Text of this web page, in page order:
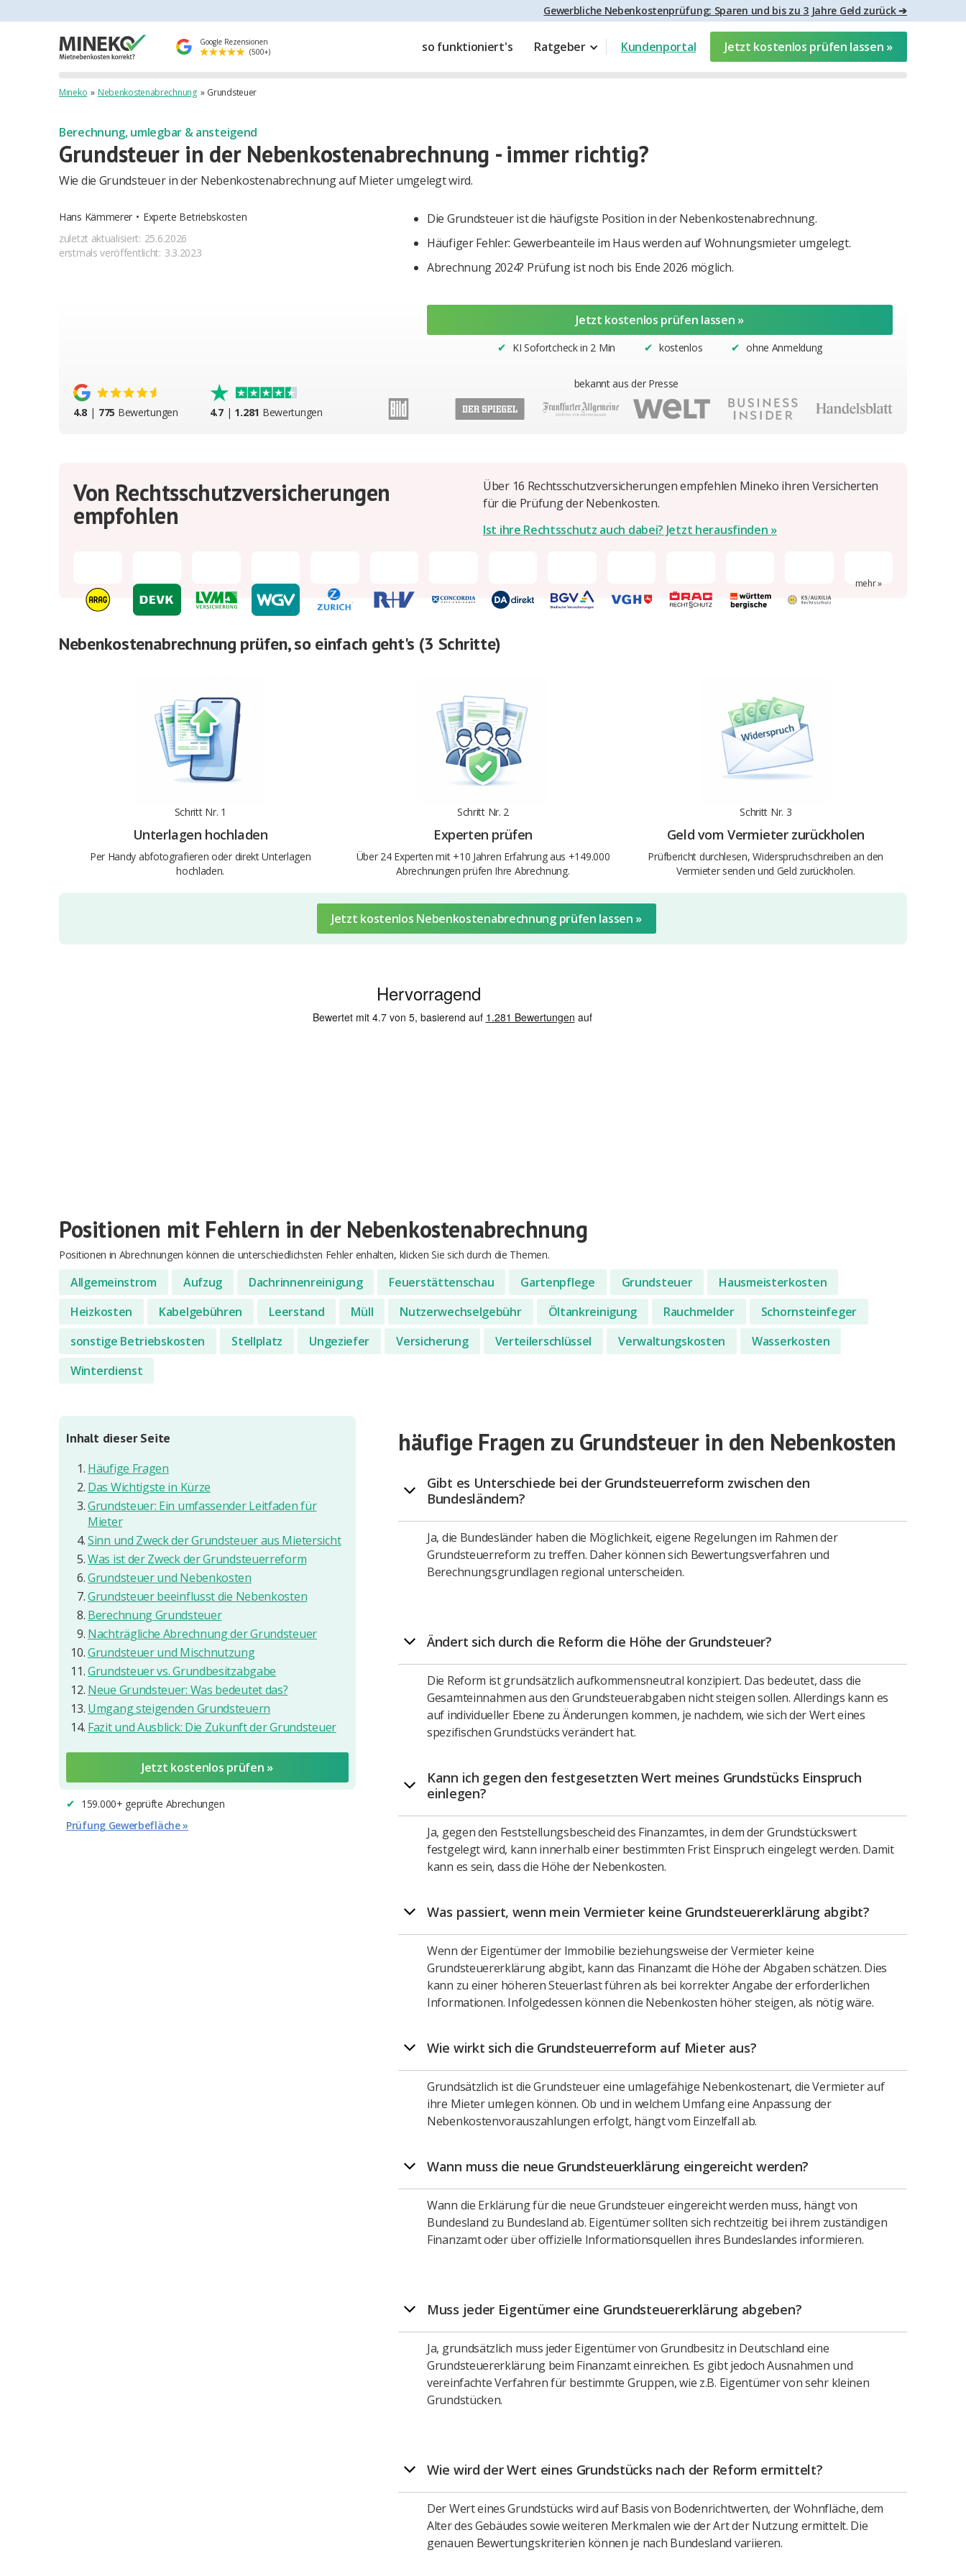
Gewerbliche Nebenkostenprüfung: Sparen und bis zu 3 Jahre Geld zurück ➔
Google Rezensionen
(500+)
so funktioniert's Ratgeber Kundenportal Jetzt kostenlos prüfen lassen »
Mineko » Nebenkostenabrechnung » Grundsteuer
Berechnung, umlegbar & ansteigend
Grundsteuer in der Nebenkostenabrechnung - immer richtig?
Wie die Grundsteuer in der Nebenkostenabrechnung auf Mieter umgelegt wird.
Hans Kämmerer • Experte Betriebskosten
zuletzt aktualisiert: 25.6.2026
erstmals veröffentlicht: 3.3.2023
Die Grundsteuer ist die häufigste Position in der Nebenkostenabrechnung.
Häufiger Fehler: Gewerbeanteile im Haus werden auf Wohnungsmieter umgelegt.
Abrechnung 2024? Prüfung ist noch bis Ende 2026 möglich.
Jetzt kostenlos prüfen lassen »
✔︎ KI Sofortcheck in 2 Min ✔︎ kostenlos ✔︎ ohne Anmeldung
4.8 | 775 Bewertungen 4.7 | 1.281 Bewertungen
bekannt aus der Presse
Von Rechtsschutzversicherungen
empfohlen
Über 16 Rechtsschutzversicherungen empfehlen Mineko ihren Versicherten
für die Prüfung der Nebenkosten.
Ist ihre Rechtsschutz auch dabei? Jetzt herausfinden »
mehr »
Nebenkostenabrechnung prüfen, so einfach geht's (3 Schritte)
Schritt Nr. 1
Unterlagen hochladen
Per Handy abfotografieren oder direkt Unterlagen
hochladen.
Schritt Nr. 2
Experten prüfen
Über 24 Experten mit +10 Jahren Erfahrung aus +149.000
Abrechnungen prüfen Ihre Abrechnung.
Schritt Nr. 3
Geld vom Vermieter zurückholen
Prüfbericht durchlesen, Widerspruchschreiben an den
Vermieter senden und Geld zurückholen.
Jetzt kostenlos Nebenkostenabrechnung prüfen lassen »
Positionen mit Fehlern in der Nebenkostenabrechnung
Positionen in Abrechnungen können die unterschiedlichsten Fehler enhalten, klicken Sie sich durch die Themen.
Allgemeinstrom Aufzug Dachrinnenreinigung Feuerstättenschau Gartenpflege Grundsteuer
Hausmeisterkosten
Heizkosten
Kabelgebühren Leerstand Müll Nutzerwechselgebühr Öltankreinigung Rauchmelder
Schornsteinfeger
sonstige Betriebskosten
Stellplatz Ungeziefer Versicherung Verteilerschlüssel Verwaltungskosten
Wasserkosten
Winterdienst
Inhalt dieser Seite
Häufige Fragen
Das Wichtigste in Kürze
Grundsteuer: Ein umfassender Leitfaden für
Mieter
Sinn und Zweck der Grundsteuer aus Mietersicht
Was ist der Zweck der Grundsteuerreform
Grundsteuer und Nebenkosten
Grundsteuer beeinflusst die Nebenkosten
Berechnung Grundsteuer
Nachträgliche Abrechnung der Grundsteuer
Grundsteuer und Mischnutzung
Grundsteuer vs. Grundbesitzabgabe
Neue Grundsteuer: Was bedeutet das?
Umgang steigenden Grundsteuern
Fazit und Ausblick: Die Zukunft der Grundsteuer
Jetzt kostenlos prüfen »
✔︎
159.000+ geprüfte Abrechungen
Prüfung Gewerbefläche »
häufige Fragen zu Grundsteuer in den Nebenkosten
Gibt es Unterschiede bei der Grundsteuerreform zwischen den
Bundesländern?
Ja, die Bundesländer haben die Möglichkeit, eigene Regelungen im Rahmen der
Grundsteuerreform zu treffen. Daher können sich Bewertungsverfahren und
Berechnungsgrundlagen regional unterscheiden.
Ändert sich durch die Reform die Höhe der Grundsteuer?
Die Reform ist grundsätzlich aufkommensneutral konzipiert. Das bedeutet, dass die
Gesamteinnahmen aus den Grundsteuerabgaben nicht steigen sollen. Allerdings kann es
auf individueller Ebene zu Änderungen kommen, je nachdem, wie sich der Wert eines
spezifischen Grundstücks verändert hat.
Kann ich gegen den festgesetzten Wert meines Grundstücks Einspruch
einlegen?
Ja, gegen den Feststellungsbescheid des Finanzamtes, in dem der Grundstückswert
festgelegt wird, kann innerhalb einer bestimmten Frist Einspruch eingelegt werden. Damit
kann es sein, dass die Höhe der Nebenkosten.
Was passiert, wenn mein Vermieter keine Grundsteuererklärung abgibt?
Wenn der Eigentümer der Immobilie beziehungsweise der Vermieter keine
Grundsteuererklärung abgibt, kann das Finanzamt die Höhe der Abgaben schätzen. Dies
kann zu einer höheren Steuerlast führen als bei korrekter Angabe der erforderlichen
Informationen. Infolgedessen können die Nebenkosten höher steigen, als nötig wäre.
Wie wirkt sich die Grundsteuerreform auf Mieter aus?
Grundsätzlich ist die Grundsteuer eine umlagefähige Nebenkostenart, die Vermieter auf
ihre Mieter umlegen können. Ob und in welchem Umfang eine Anpassung der
Nebenkostenvorauszahlungen erfolgt, hängt vom Einzelfall ab.
Wann muss die neue Grundsteuerklärung eingereicht werden?
Wann die Erklärung für die neue Grundsteuer eingereicht werden muss, hängt von
Bundesland zu Bundesland ab. Eigentümer sollten sich rechtzeitig bei ihrem zuständigen
Finanzamt oder über offizielle Informationsquellen ihres Bundeslandes informieren.
Muss jeder Eigentümer eine Grundsteuererklärung abgeben?
Ja, grundsätzlich muss jeder Eigentümer von Grundbesitz in Deutschland eine
Grundsteuererklärung beim Finanzamt einreichen. Es gibt jedoch Ausnahmen und
vereinfachte Verfahren für bestimmte Gruppen, wie z.B. Eigentümer von sehr kleinen
Grundstücken.
Wie wird der Wert eines Grundstücks nach der Reform ermittelt?
Der Wert eines Grundstücks wird auf Basis von Bodenrichtwerten, der Wohnfläche, dem
Alter des Gebäudes sowie weiteren Merkmalen wie der Art der Nutzung ermittelt. Die
genauen Bewertungskriterien können je nach Bundesland variieren.